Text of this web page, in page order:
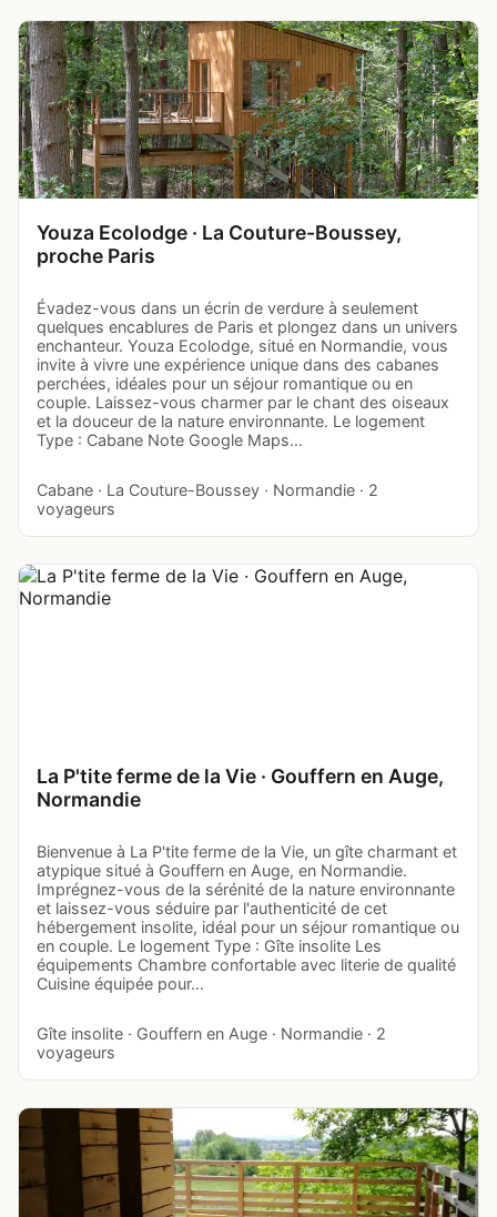
Youza Ecolodge · La Couture-Boussey,
proche Paris
Évadez-vous dans un écrin de verdure à seulement
quelques encablures de Paris et plongez dans un univers
enchanteur. Youza Ecolodge, situé en Normandie, vous
invite à vivre une expérience unique dans des cabanes
perchées, idéales pour un séjour romantique ou en
couple. Laissez-vous charmer par le chant des oiseaux
et la douceur de la nature environnante. Le logement
Type : Cabane Note Google Maps…
Cabane · La Couture-Boussey · Normandie · 2
voyageurs
La P'tite ferme de la Vie · Gouffern en Auge,
Normandie
Bienvenue à La P'tite ferme de la Vie, un gîte charmant et
atypique situé à Gouffern en Auge, en Normandie.
Imprégnez-vous de la sérénité de la nature environnante
et laissez-vous séduire par l'authenticité de cet
hébergement insolite, idéal pour un séjour romantique ou
en couple. Le logement Type : Gîte insolite Les
équipements Chambre confortable avec literie de qualité
Cuisine équipée pour…
Gîte insolite · Gouffern en Auge · Normandie · 2
voyageurs